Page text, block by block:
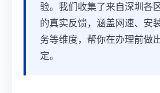
验。我们收集了来自深圳各
的真实反馈，涵盖网速、安
务等维度，帮你在办理前做
定。